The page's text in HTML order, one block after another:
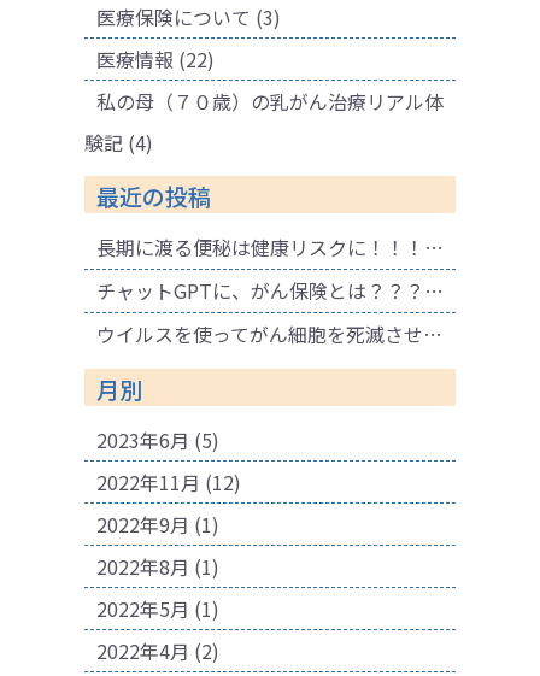
医療保険について (3)
医療情報 (22)
私の母（７０歳）の乳がん治療リアル体
験記 (4)
最近の投稿
長期に渡る便秘は健康リスクに！！！ 腐敗物質が溜まり健康に悪影響も！肌荒れの原因にも！
チャットGPTに、がん保険とは？？？と聞いてみました。
ウイルスを使ってがん細胞を死滅させる療法
月別
2023年6月 (5)
2022年11月 (12)
2022年9月 (1)
2022年8月 (1)
2022年5月 (1)
2022年4月 (2)